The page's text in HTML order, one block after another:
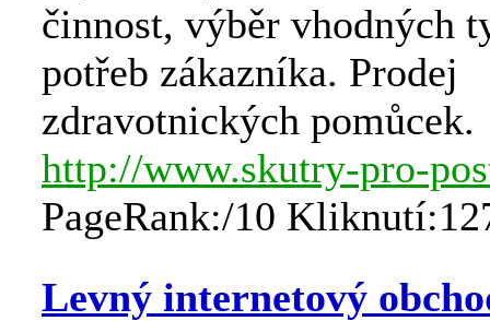
činnost, výběr vhodných
potřeb zákazníka. Prodej
zdravotnických pomůcek.
http://www.skutry-pro-
PageRank:/10
Levný internetový